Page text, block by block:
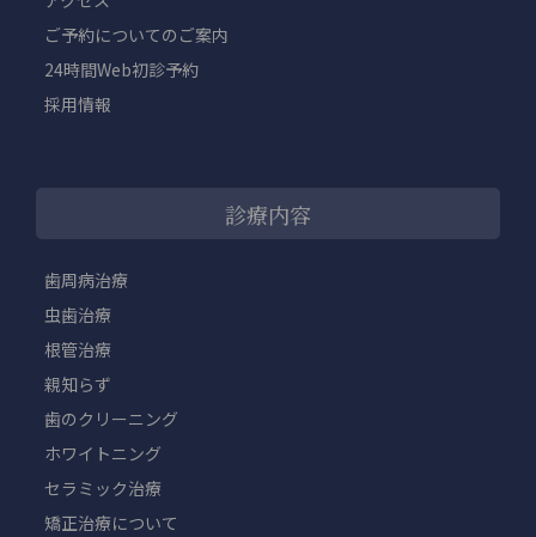
ご予約についてのご案内
24時間Web初診予約
採用情報
診療内容
歯周病治療
虫歯治療
根管治療
親知らず
歯のクリーニング
ホワイトニング
セラミック治療
矯正治療について